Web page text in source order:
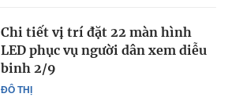
ĐÔ THỊ
Chi tiết vị trí đặt 22 màn hình
LED phục vụ người dân xem diễu
binh 2/9